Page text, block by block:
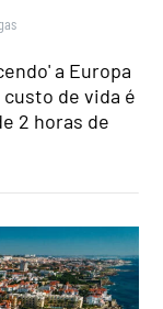
a Europa
de vida é
2 horas de